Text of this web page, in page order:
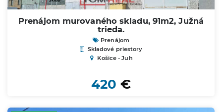
Prenájom murovaného skladu, 91m2, Južná
trieda.
Prenájom
Skladové priestory
Košice - Juh
420 €